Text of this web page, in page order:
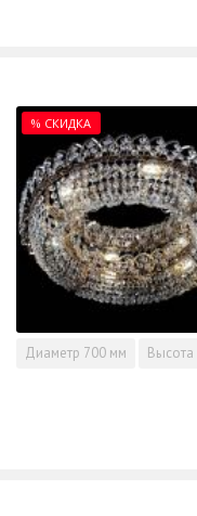
% СКИДКА
Диаметр 700 мм Высота